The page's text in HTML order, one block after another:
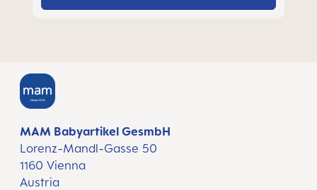
MAM Babyartikel GesmbH
Lorenz-Mandl-Gasse 50
1160 Vienna
Austria